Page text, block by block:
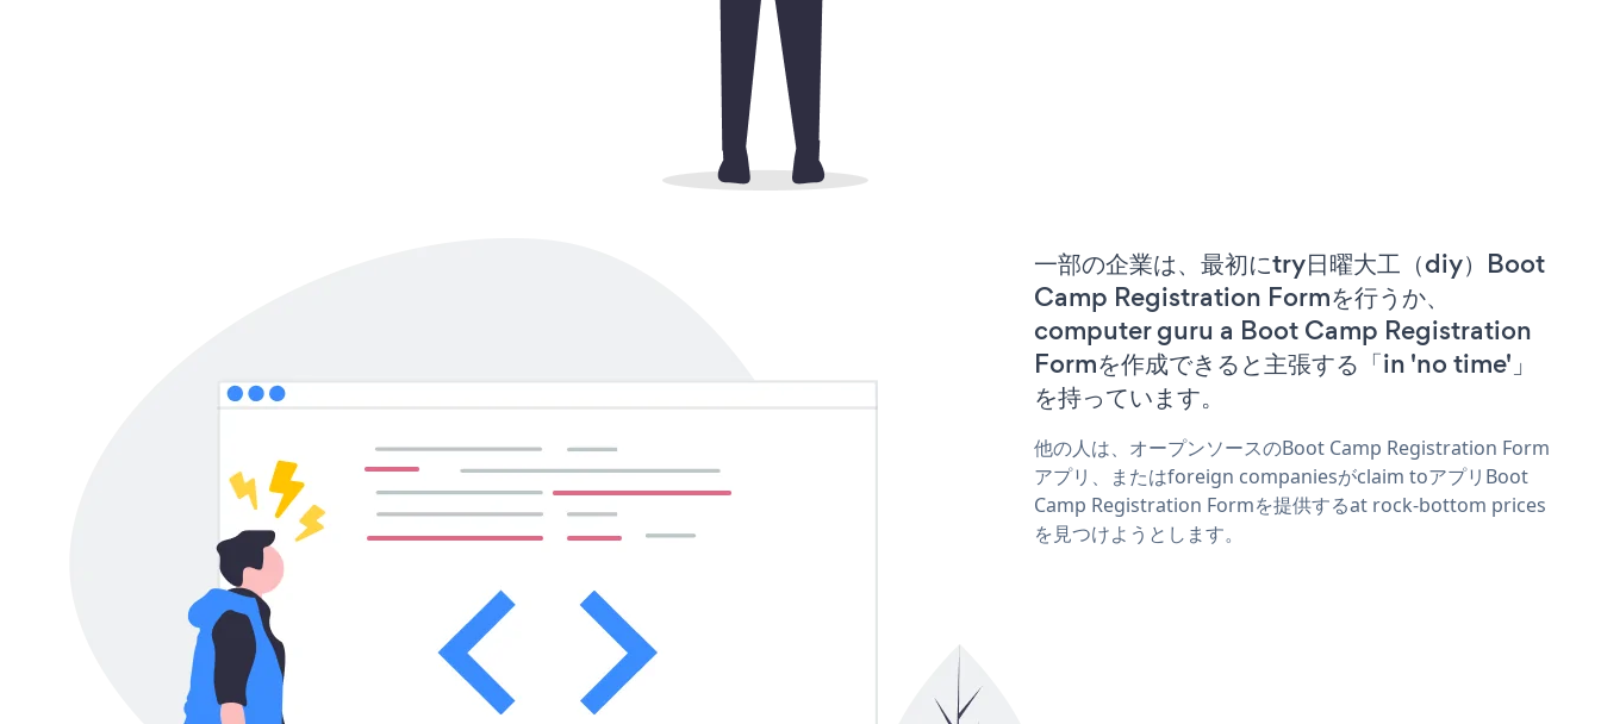
一部の企業は、最初にtry日曜大工（diy）Boot
Camp Registration Formを行うか、
computer guru a Boot Camp Registration
Formを作成できると主張する「in 'no time'」
を持っています。
他の人は、オープンソースのBoot Camp Registration Form
アプリ、またはforeign companiesがclaim toアプリBoot
Camp Registration Formを提供するat rock-bottom prices
を見つけようとします。